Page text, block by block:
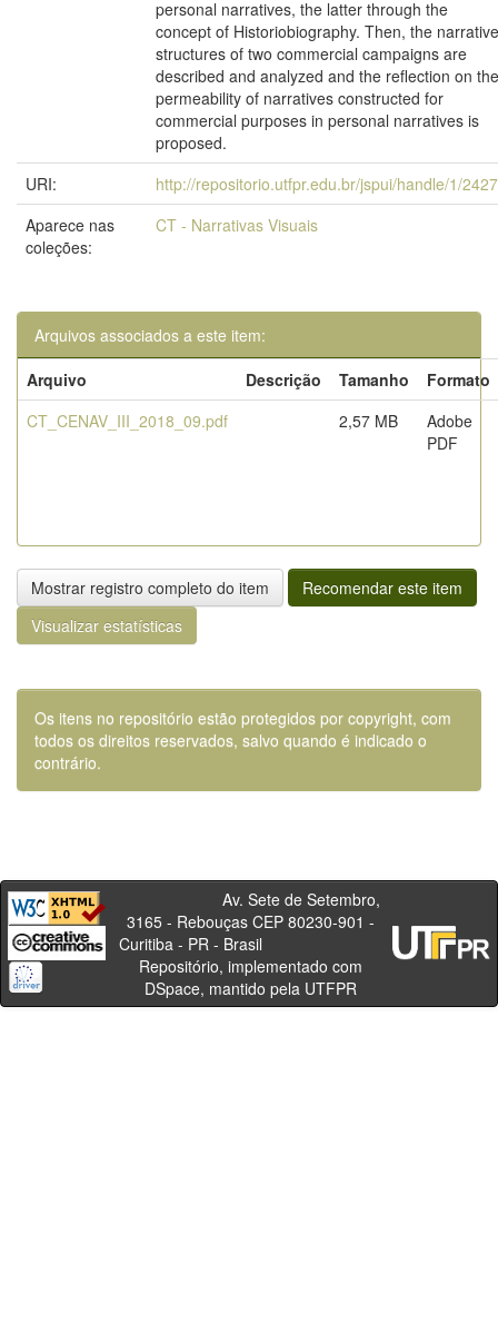
personal narratives, the latter through the
concept of Historiobiography. Then, the narrative
structures of two commercial campaigns are
described and analyzed and the reflection on the
permeability of narratives constructed for
commercial purposes in personal narratives is
proposed.
URI:
http://repositorio.utfpr.edu.br/jspui/handle/1/
Aparece nas
coleções:
CT - Narrativas Visuais
Arquivos associados a este item:
Arquivo
Descrição Tamanho
Formato
CT_CENAV_III_2018_09.pdf
2,57 MB
Adobe
PDF
Mostrar registro completo do item
Recomendar este item
Visualizar estatísticas
Os itens no repositório estão protegidos por copyright, com
todos os direitos reservados, salvo quando é indicado o
contrário.
Av. Sete de Setembro,
3165 - Rebouças CEP 80230-901 -
Curitiba - PR - Brasil
Repositório, implementado com
DSpace, mantido pela UTFPR